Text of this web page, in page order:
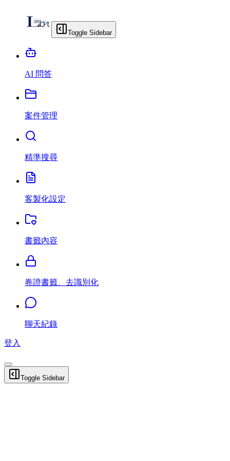
Toggle Sidebar
AI 問答
案件管理
精準搜尋
客製化設定
書籤內容
卷證書籤、去識別化
聊天紀錄
登入
Toggle Sidebar